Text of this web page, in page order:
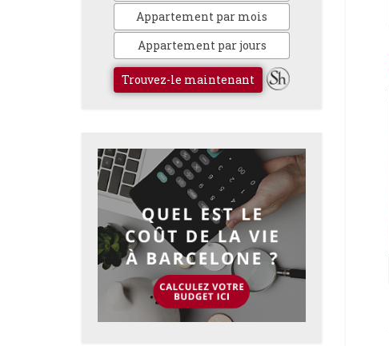
Appartement par mois
Appartement par jours
Trouvez-le maintenant